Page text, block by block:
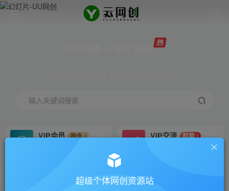
输入关键词搜索
VIP会员
抢先
VIP交流
群聊
研究探讨更多创业项目路子。
会员专属推广链接
招募站长
超级个体网创资源站